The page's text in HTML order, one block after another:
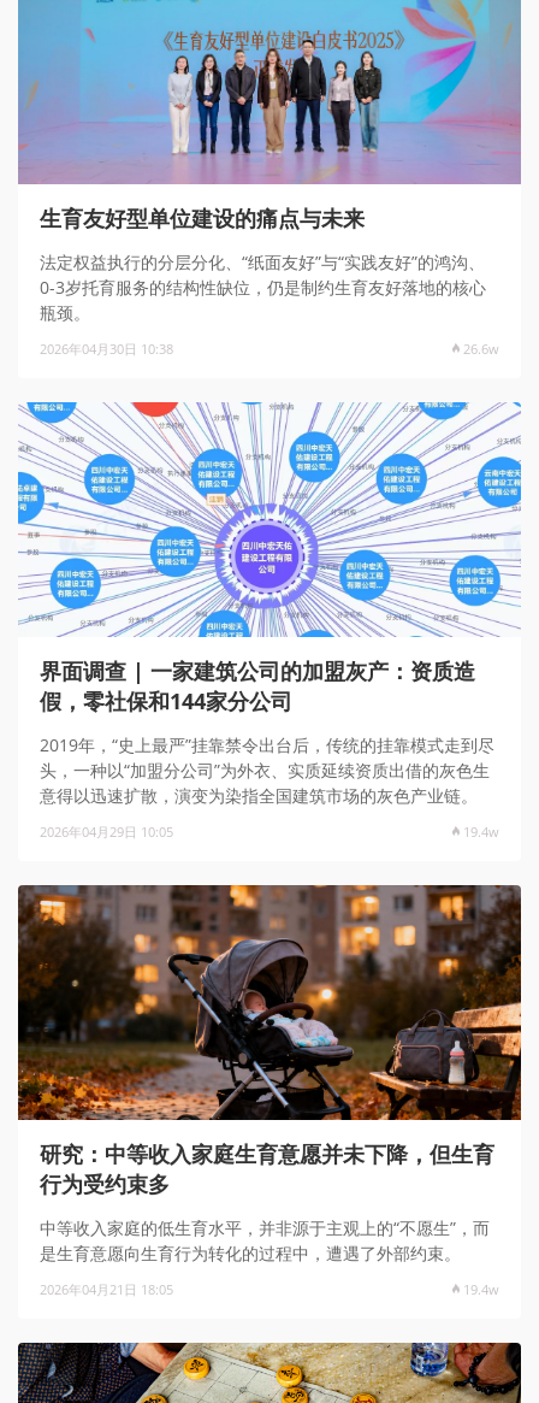
生育友好型单位建设的痛点与未来
法定权益执行的分层分化、“纸面友好”与“实践友好”的鸿沟、
0-3岁托育服务的结构性缺位，仍是制约生育友好落地的核心
瓶颈。
2026年04月30日 10:38 26.6w
界面调查 | 一家建筑公司的加盟灰产：资质造
假，零社保和144家分公司
2019年，“史上最严”挂靠禁令出台后，传统的挂靠模式走到尽
头，一种以“加盟分公司”为外衣、实质延续资质出借的灰色生
意得以迅速扩散，演变为染指全国建筑市场的灰色产业链。
2026年04月29日 10:05 19.4w
研究：中等收入家庭生育意愿并未下降，但生育
行为受约束多
中等收入家庭的低生育水平，并非源于主观上的“不愿生”，而
是生育意愿向生育行为转化的过程中，遭遇了外部约束。
2026年04月21日 18:05 19.4w